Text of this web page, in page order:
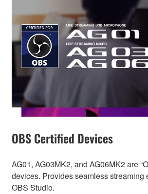
OBS Certified Devices
AG01, AG03MK2, and AG06MK2 are
devices. Provides seamless streaming
OBS Studio.